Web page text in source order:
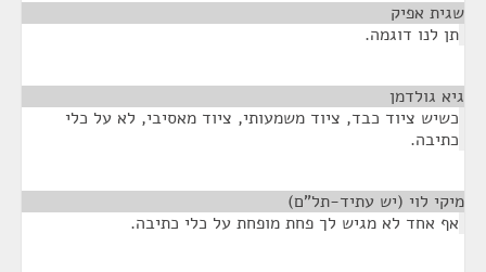
שגית אפיק
תן לנו דוגמה.
גיא גולדמן
כשיש ציוד כבד, ציוד משמעותי, ציוד מאסיבי, לא על כלי
כתיבה.
מיקי לוי (יש עתיד-תל"ם)
אף אחד לא מגיש לך פחת מופחת על כלי כתיבה.